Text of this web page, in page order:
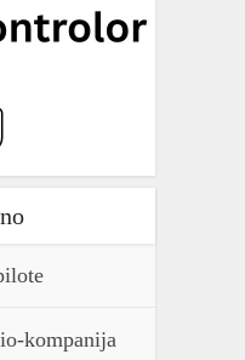
kompanija